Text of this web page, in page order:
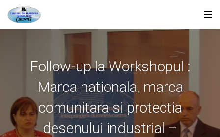
Follow-up la Workshopul :
Marca nationala, marca
comunitara si protectia
desenului industrial –